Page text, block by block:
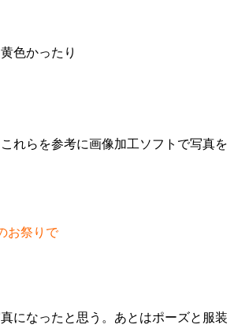
色かったり
れらを参考に画像加工ソフトで写真を
お祭りで
になったと思う。あとはポーズと服装